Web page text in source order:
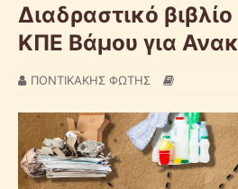
Διαδραστικό
ΚΠΕ Βάμου για
ΠΟΝΤΙΚΑΚΗΣ ΦΩΤΗΣ